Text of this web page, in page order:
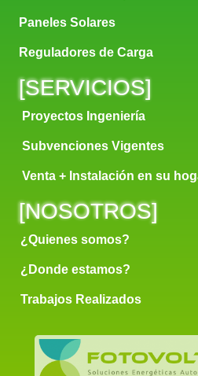
Paneles Solares
Reguladores de Carga
[SERVICIOS]
Proyectos Ingeniería
Subvenciones Vigentes
Venta + Instalación en su
[NOSOTROS]
¿Quienes somos?
¿Donde estamos?
Trabajos Realizados